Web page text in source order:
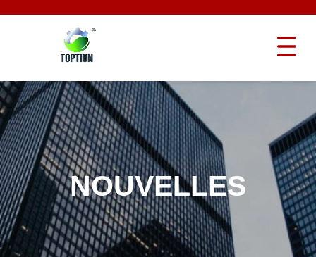
NOUVELLES